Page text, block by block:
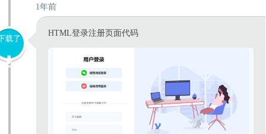
1年前
载了
HTML登录注册页面代码